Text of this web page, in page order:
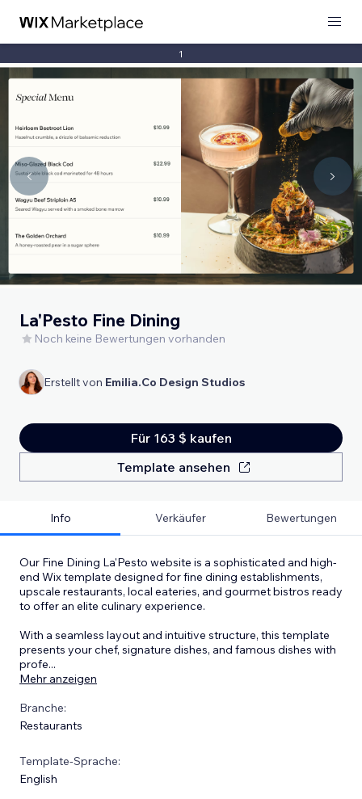
1
La'Pesto Fine Dining
Noch keine Bewertungen vorhanden
Erstellt von Emilia.Co Design Studios
Für 163 $ kaufen
Template ansehen
Info Verkäufer Bewertungen
Our Fine Dining La'Pesto website is a sophisticated and high-
end Wix template designed for fine dining establishments,
upscale restaurants, local eateries, and gourmet bistros ready
to offer an elite culinary experience.
With a seamless layout and intuitive structure, this template
presents your chef, signature dishes, and famous dishes with
profe...
Mehr anzeigen
Branche:
Restaurants
Template-Sprache:
English